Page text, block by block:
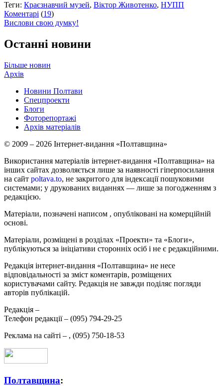
Теги: Краєзнавчий музей, Віктор Животенко, НУПП
Коментарі (19)
Вислови свою думку!
Останні новини
Більше новин
Архів
Новини Полтави
Спецпроекти
Блоги
Фоторепортажі
Архів матеріалів
© 2009 – 2026 Інтернет-видання «Полтавщина»
Використання матеріалів інтернет-видання «Полтавщина» на
інших сайтах дозволяється лише за наявності гіперпосилання
на сайт poltava.to, не закритого для індексації пошуковими
системами; у друкованих виданнях — лише за погодженням з
редакцією.
Матеріали, позначені написом , опубліковані на комерційній
основі.
Матеріали, розміщені в розділах «Проекти» та «Блоги»,
публікуються за ініціативи сторонніх осіб і не є редакційними.
Редакція інтернет-видання «Полтавщина» не несе
відповідальності за зміст коментарів, розміщених
користувачами сайту. Редакція не завжди поділяє погляди
авторів публікацій.
Редакція –
Телефон редакції – (095) 794-29-25
Реклама на сайті – , (095) 750-18-53
Полтавщина: